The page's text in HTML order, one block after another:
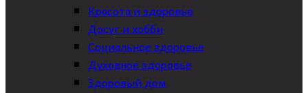
Красота и здоровье
Досуг и хобби
Социальное здоровье
Духовное здоровье
Здоровый дом